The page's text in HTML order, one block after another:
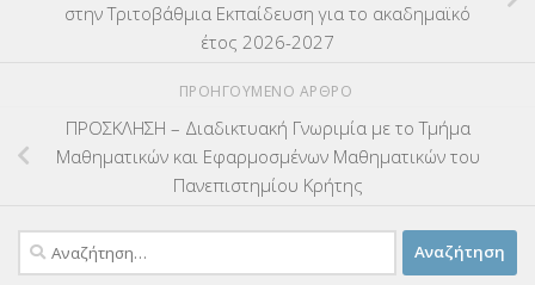
στην Τριτοβάθμια Εκπαίδευση για το ακαδημαϊκό
έτος 2026-2027
ΠΡΟΗΓΟΎΜΕΝΟ ΆΡΘΡΟ
ΠΡΟΣΚΛΗΣΗ – Διαδικτυακή Γνωριμία με το Τμήμα
Μαθηματικών και Eφαρμοσμένων Mαθηματικών του
Πανεπιστημίου Κρήτης
Αναζήτηση
για: